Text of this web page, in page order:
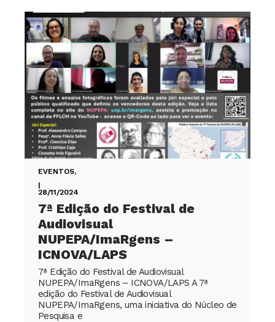
EVENTOS,
|
28/11/2024
7ª Edição do Festival de
Audiovisual
NUPEPA/ImaRgens –
ICNOVA/LAPS
7ª Edição do Festival de Audiovisual
NUPEPA/ImaRgens – ICNOVA/LAPS A 7ª
edição do Festival de Audiovisual
NUPEPA/ImaRgens, uma iniciativa do Núcleo de
Pesquisa e